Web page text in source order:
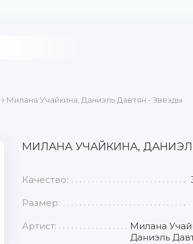
Милана Учайкина, Даниэль Давтян - Звёзды
МИЛАНА УЧАЙКИНА,
Качество:
Размер:
Артист:
Милана
Даниэль